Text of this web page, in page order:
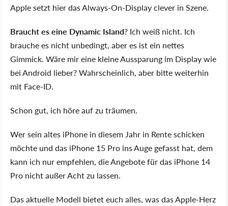
Apple setzt hier das Always-On-Display clever in Szene.
Braucht es eine Dynamic Island? Ich weiß nicht. Ich
brauche es nicht unbedingt, aber es ist ein nettes
Gimmick. Wäre mir eine kleine Aussparung im Display wie
bei Android lieber? Wahrscheinlich, aber bitte weiterhin
mit Face-ID.
Schon gut, ich höre auf zu träumen.
Wer sein altes iPhone in diesem Jahr in Rente schicken
möchte und das iPhone 15 Pro ins Auge gefasst hat, dem
kann ich nur empfehlen, die Angebote für das iPhone 14
Pro nicht außer Acht zu lassen.
Das aktuelle Modell bietet euch alles, was das Apple-Herz